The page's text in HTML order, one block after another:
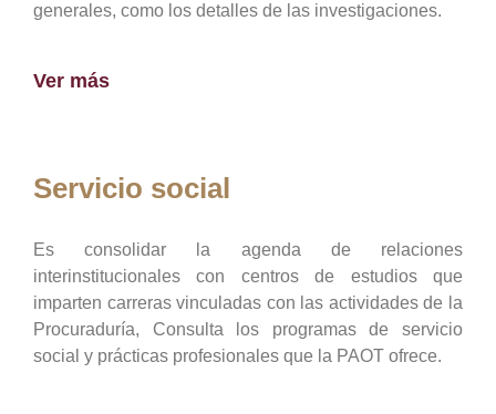
generales, como los detalles de las investigaciones.
Ver más
Servicio social
Es consolidar la agenda de relaciones
interinstitucionales con centros de estudios que
imparten carreras vinculadas con las actividades de la
Procuraduría, Consulta los programas de servicio
social y prácticas profesionales que la PAOT ofrece.